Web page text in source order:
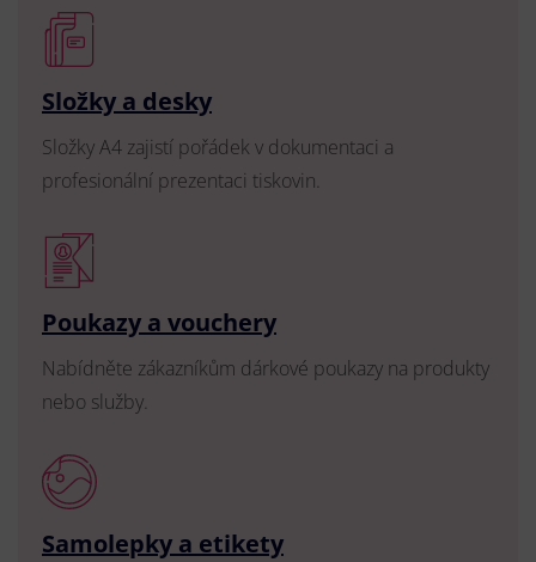
Složky a desky
Složky A4 zajistí pořádek v dokumentaci a
profesionální prezentaci tiskovin.
Poukazy a vouchery
Nabídněte zákazníkům dárkové poukazy na produkty
nebo služby.
Samolepky a etikety